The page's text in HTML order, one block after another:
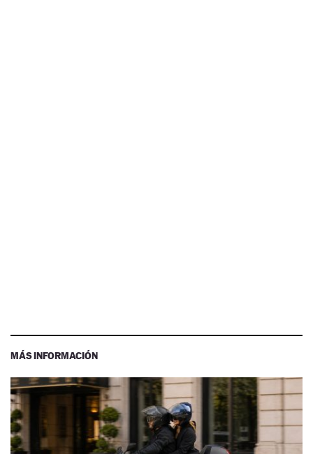
MÁS INFORMACIÓN